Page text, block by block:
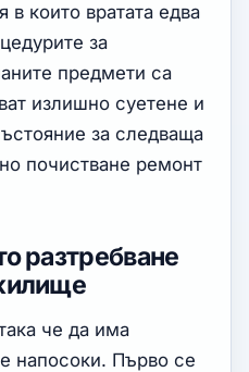
които вратата едва
за
предмети са
излишно суетене и
за следваща
почистване ремонт
разтребване
че да има
напосоки. Първо се